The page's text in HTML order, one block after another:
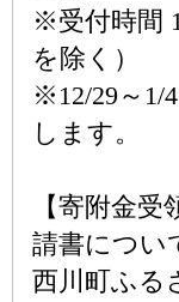
※受付時間
を除く）
※12/29～1/
します。
【寄附金
請書につい
西川町ふる